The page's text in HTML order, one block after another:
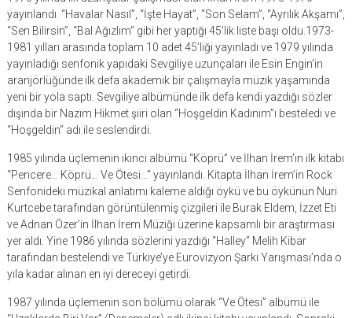
yayınlandı. “Havalar Nasıl”, “İşte Hayat”, “Son Selam”, “Ayrılık Akşamı”,
“Sen Bilirsin”, “Bal Ağızlım” gibi her yaptığı 45’lik liste başı oldu.1973-
1981 yılları arasında toplam 10 adet 45’liği yayınladı ve 1979 yılında
yayınladığı senfonik yapıdaki Sevgiliye uzunçaları ile Esin Engin’in
aranjörlüğünde ilk defa akademik bir çalışmayla müzik yaşamında
yeni bir yola saptı. Sevgiliye albümünde ilk defa kendi yazdığı sözler
dışında bir Nazım Hikmet şiiri olan “Hoşgeldin Kadınım”ı besteledi ve
“Hoşgeldin” adı ile seslendirdi.
1985 yılında üçlemenin ikinci albümü “Köprü” ve İlhan İrem’in ilk kitabı
“Pencere… Köprü… Ve Ötesi…” yayınlandı. Kitapta İlhan İrem’in Rock
Senfonideki müzikal anlatımı kaleme aldığı öykü ve bu öykünün Nuri
Kurtcebe tarafından görüntülenmiş çizgileri ile Burak Eldem, İzzet Eti
ve Adnan Özer’in İlhan İrem Müziği üzerine kapsamlı bir araştırması
yer aldı. Yine 1986 yılında sözlerini yazdığı “Halley” Melih Kibar
tarafından bestelendi ve Türkiye’ye Eurovizyon Şarkı Yarışması’nda o
yıla kadar alınan en iyi dereceyi getirdi.
1987 yılında üçlemenin son bölümü olarak “Ve Ötesi” albümü ile